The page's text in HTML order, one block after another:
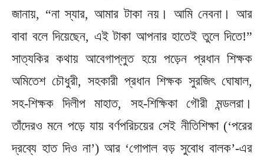
জানায়, “না স্যার, আমার টাকা নয়। আমি নেবনা। আর
বাবা বলে দিয়েছেন, এই টাকা আপনার হাতেই তুলে দিতে!”
সাত্যকির কথায় আবেগাপ্লুত হয়ে পড়েন প্রধান শিক্ষক
অমিতেশ চৌধুরী, সহকারী প্রধান শিক্ষক সুরজিৎ ঘোষাল,
সহ-শিক্ষক দিলীপ মাহাত, সহ-শিক্ষিকা গৌরী মন্ডলরা।
তাঁদেরও মনে পড়ে যায় বর্ণপরিচয়ের সেই নীতিশিক্ষা (‘পরের
দ্রব্যে হাত দিও না’) আর ‘গোপাল বড় সুবোধ বালক’-এর